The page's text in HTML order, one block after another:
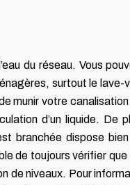
du réseau. Vous
surtout le lave-
munir votre
d’un liquide. De
branchée dispose
de toujours vérifier que
de niveaux. Pour